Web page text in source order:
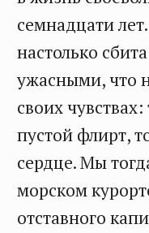
семнадцати
настолько
ужасными, что
своих
пустой флирт,
сердце. Мы
морском
отставного